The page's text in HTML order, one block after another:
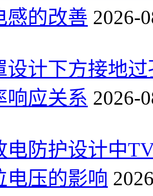
感的改善 2026-
设计下方接地
响应关系 2026-
电防护设计中
电压的影响